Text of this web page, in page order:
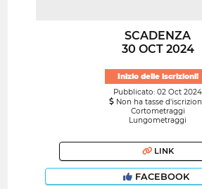
SCADENZA
30 OCT 2024
Inizio delle iscrizioni!
Pubblicato: 02 Oct 2024
Non ha tasse
Cortometraggi
Lungometraggi
LINK
FACEBOOK